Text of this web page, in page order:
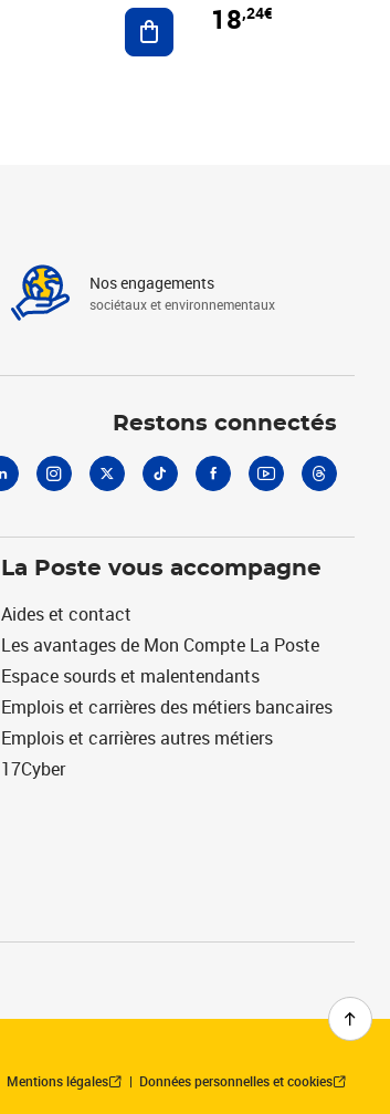
Ajouter au panier
18,24€
Nos engagements
sociétaux et environnementaux
Restons connectés
La Poste vous accompagne
Aides et contact
Les avantages de Mon Compte La Poste
Espace sourds et malentendants
Emplois et carrières des métiers bancaires
Emplois et carrières autres métiers
17Cyber
Mentions légales Données personnelles et cookies